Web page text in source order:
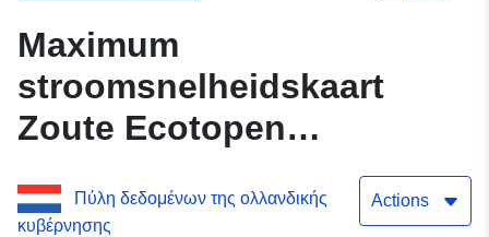
Maximum
stroomsnelheidskaart
Zoute Ecotopen
Πύλη δεδομένων της ολλανδικής
κυβέρνησης
Actions